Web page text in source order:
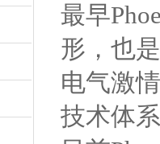
最早
形，也
电气激
技术体